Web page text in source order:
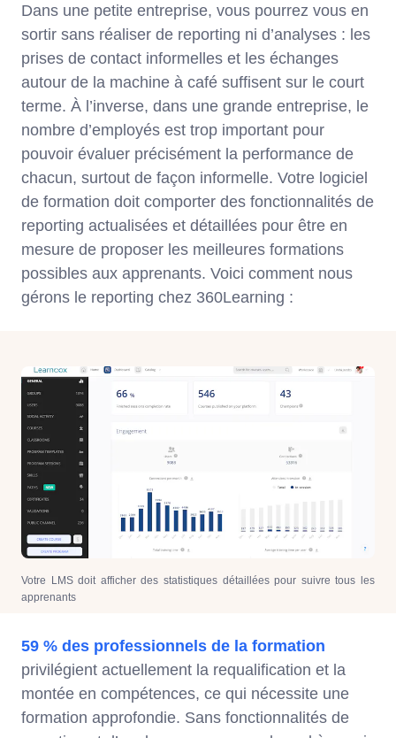
Dans une petite entreprise, vous pourrez vous en
sortir sans réaliser de reporting ni d’analyses : les
prises de contact informelles et les échanges
autour de la machine à café suffisent sur le court
terme. À l’inverse, dans une grande entreprise, le
nombre d’employés est trop important pour
pouvoir évaluer précisément la performance de
chacun, surtout de façon informelle. Votre logiciel
de formation doit comporter des fonctionnalités de
reporting actualisées et détaillées pour être en
mesure de proposer les meilleures formations
possibles aux apprenants. Voici comment nous
gérons le reporting chez 360Learning :
Votre LMS doit afficher des statistiques détaillées pour suivre tous les
apprenants
59 % des professionnels de la formation
privilégient actuellement la requalification et la
montée en compétences, ce qui nécessite une
formation approfondie. Sans fonctionnalités de